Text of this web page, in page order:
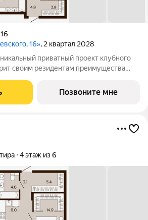
16
16», 2 квартал 2028
своим резидентам преимущества
Находиться среди людей и
месте,
Позвоните мне
4 этаж из 6